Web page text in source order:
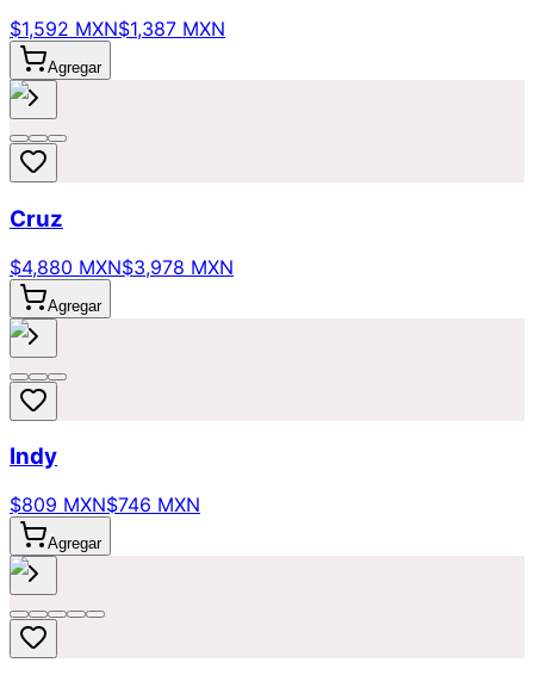
$1,592 MXN$1,387 MXN
Agregar
Cruz
$4,880 MXN$3,978 MXN
Agregar
Indy
$809 MXN$746 MXN
Agregar